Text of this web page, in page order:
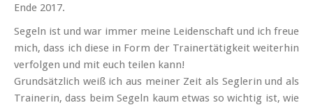
Ende 2017.
Segeln ist und war immer meine Leiden­schaft und ich freue
mich, dass ich diese in Form der Trainer­tätigkeit weiterhin
verfolgen und mit euch teilen kann!
Grund­sätzlich weiß ich aus meiner Zeit als Seglerin und als
Trainerin, dass beim Segeln kaum etwas so wichtig ist, wie